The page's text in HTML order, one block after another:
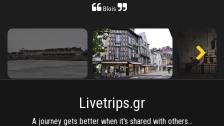
Blois
Livetrips.gr
A journey gets better when it's shared with others...